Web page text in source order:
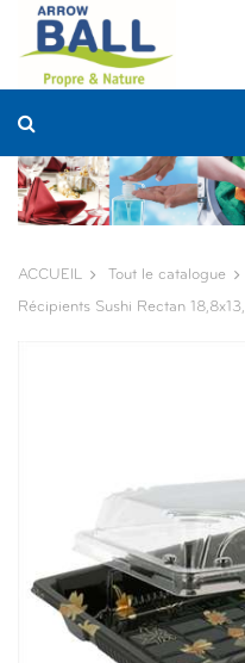
ACCUEIL Tout le catalogue
Récipients Sushi Rectan
Panneau de gestion des